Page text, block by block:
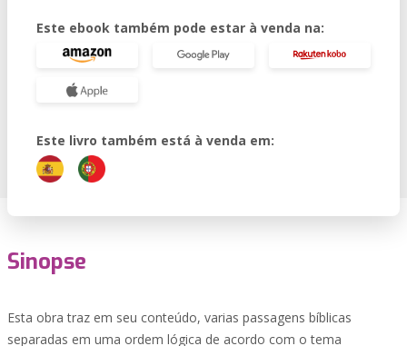
Este ebook também pode estar à venda na:
Este livro também está à venda em:
Sinopse
Esta obra traz em seu conteúdo, varias passagens bíblicas
separadas em uma ordem lógica de acordo com o tema